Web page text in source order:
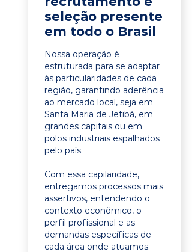
seleção presente
em todo o Brasil
Nossa operação é
estruturada para se adaptar
às particularidades de cada
região, garantindo aderência
ao mercado local, seja em
Santa Maria de Jetibá, em
grandes capitais ou em
polos industriais espalhados
pelo país.
Com essa capilaridade,
entregamos processos mais
assertivos, entendendo o
contexto econômico, o
perfil profissional e as
demandas específicas de
cada área onde atuamos.